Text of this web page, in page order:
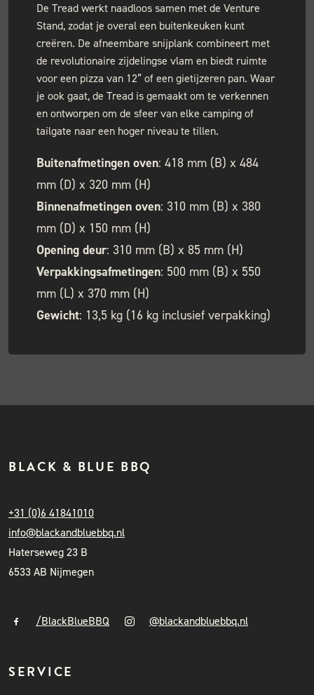
De Tread werkt naadloos samen met de Venture
Stand, zodat je overal een buitenkeuken kunt
creëren. De afneembare snijplank combineert met
de revolutionaire zijdelingse vlam en biedt ruimte
voor een pizza van 12” of een gietijzeren pan. Waar
je ook gaat, de Tread is gemaakt om te verkennen
en ontworpen om de sfeer van elke camping of
tailgate naar een hoger niveau te tillen.
Buitenafmetingen oven: 418 mm (B) x 484
mm (D) x 320 mm (H)
Binnenafmetingen oven: 310 mm (B) x 380
mm (D) x 150 mm (H)
Opening deur: 310 mm (B) x 85 mm (H)
Verpakkingsafmetingen: 500 mm (B) x 550
mm (L) x 370 mm (H)
Gewicht: 13,5 kg (16 kg inclusief verpakking)
BLACK & BLUE BBQ
+31 (0)6 41841010
info@blackandbluebbq.nl
Haterseweg 23 B
6533 AB Nijmegen
/BlackBlueBBQ @blackandbluebbq.nl
SERVICE